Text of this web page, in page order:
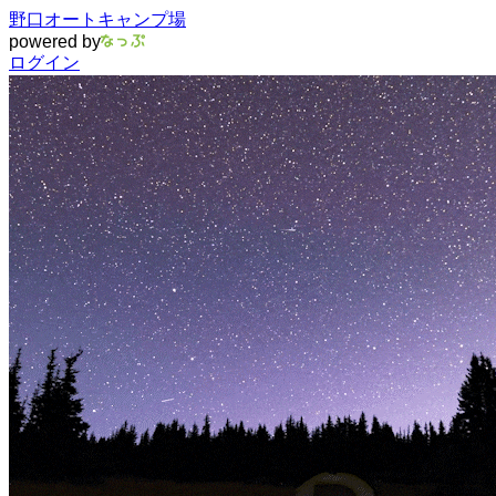
野口オートキャンプ場
powered by
ログイン